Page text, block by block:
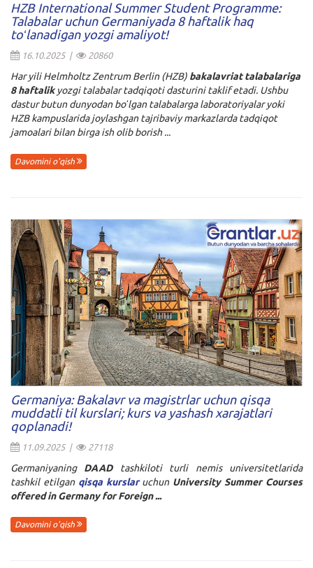
HZB International Summer Student Programme:
Talabalar uchun Germaniyada 8 haftalik haq
toʻlanadigan yozgi amaliyot!
16.10.2025 | 20860
Har yili Helmholtz Zentrum Berlin (HZB) bakalavriat talabalariga
8 haftalikyozgi talabalar tadqiqoti dasturini taklif etadi. Ushbu
dastur butun dunyodan boʻlgan talabalarga laboratoriyalar yoki
HZB kampuslarida joylashgan tajribaviy markazlarda tadqiqot
jamoalari bilan birga ish olib borish ...
Davomini o'qish
Germaniya: Bakalavr va magistrlar uchun qisqa
muddatli til kurslari; kurs va yashash xarajatlari
qoplanadi!
11.09.2025 | 27118
Germaniyaning DAADtashkiloti turli nemis universitetlarida
tashkil etilgan qisqa kurslaruchun University Summer Courses
offered in Germany for Foreign ...
Davomini o'qish